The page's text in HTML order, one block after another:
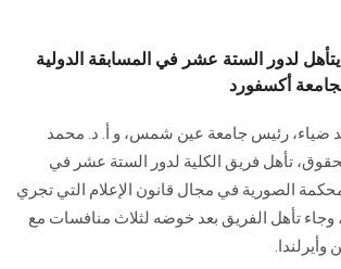
لدور الستة عشر في المسابقة الدولية
أكسفورد
ضياء، رئيس جامعة عين شمس، و أ. د. محمد
تأهل فريق الكلية لدور الستة عشر في
الصورية في مجال قانون الإعلام التي تجري
تأهل الفريق بعد خوضه لثلاث منافسات مع